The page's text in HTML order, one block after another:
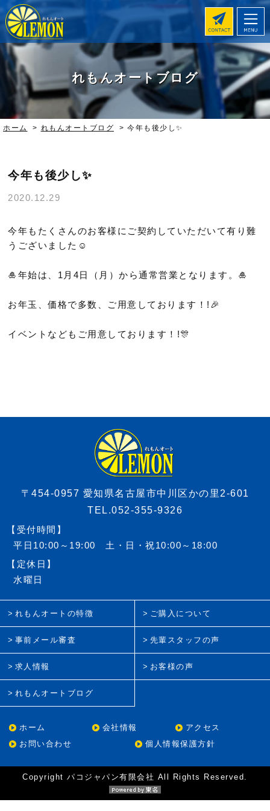
れもんオートブログ
ホーム > れもんオートブログ > 今年も後少し✨
今年も後少し✨
2020.12.29
今年もたくさんのお客様にご契約していただいて有り難
うございました☺️
🎍年始は、1月4日（月）から通常営業となります。🎍
お年玉、価格で多数、ご用意しております！!🎉
イベントなどもご用意しております！!🎊
〒454-0957 愛知県名古屋市中川区かの里2-601
TEL.052-355-9326
【受付時間】
平日10:00～19:00 土・日・祝10:00～18:00
【定休日】
水曜日
れもんオートの特徴 ご購入について
事前メール審査 先輩スタッフの声
求人情報 お客様の声
れもんオートブログ
ホーム 会社情報
アクセス
お問い合わせ
個人情報保護方針
Copyright パコジャパン有限会社 All Rights Reserved.